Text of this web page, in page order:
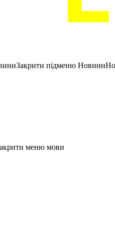
Закрити підменю Новини
меню мови